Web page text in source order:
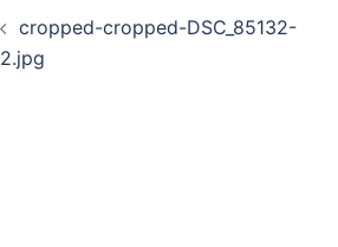
cropped-cropped-DSC_85132-
2.jpg